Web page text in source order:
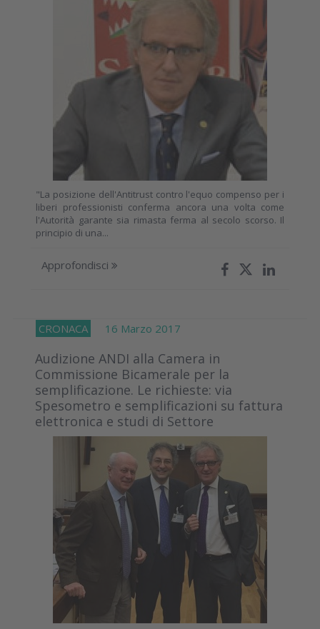
"La posizione dell'Antitrust contro l'equo compenso per i
liberi professionisti conferma ancora una volta come
l'Autorità garante sia rimasta ferma al secolo scorso. Il
principio di una...
Approfondisci
CRONACA 16 Marzo 2017
Audizione ANDI alla Camera in
Commissione Bicamerale per la
semplificazione. Le richieste: via
Spesometro e semplificazioni su fattura
elettronica e studi di Settore